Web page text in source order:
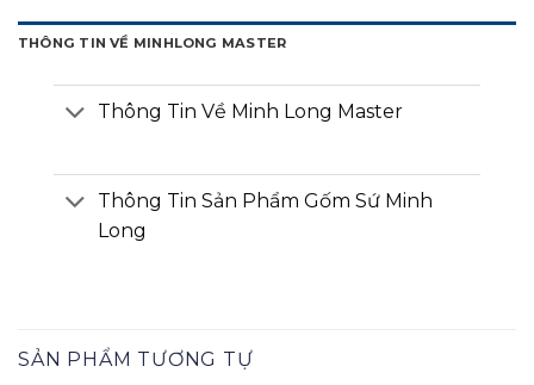
THÔNG TIN VỀ MINHLONG MASTER
Thông Tin Về Minh Long Master
Thông Tin Sản Phẩm Gốm Sứ Minh
Long
SẢN PHẨM TƯƠNG TỰ